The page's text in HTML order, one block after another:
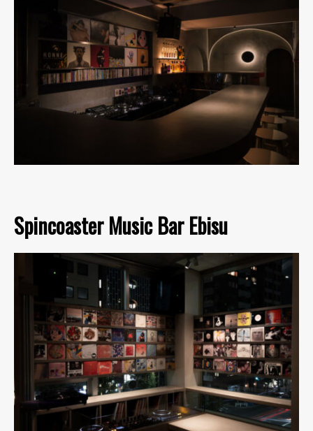
Spincoaster Music Bar Ebisu